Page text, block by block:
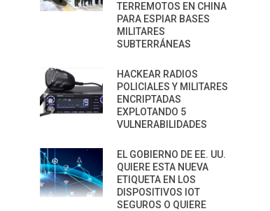
TERREMOTOS EN CHINA
PARA ESPIAR BASES
MILITARES
SUBTERRÁNEAS
HACKEAR RADIOS
POLICIALES Y MILITARES
ENCRIPTADAS
EXPLOTANDO 5
VULNERABILIDADES
EL GOBIERNO DE EE. UU.
QUIERE ESTA NUEVA
ETIQUETA EN LOS
DISPOSITIVOS IOT
SEGUROS O QUIERE